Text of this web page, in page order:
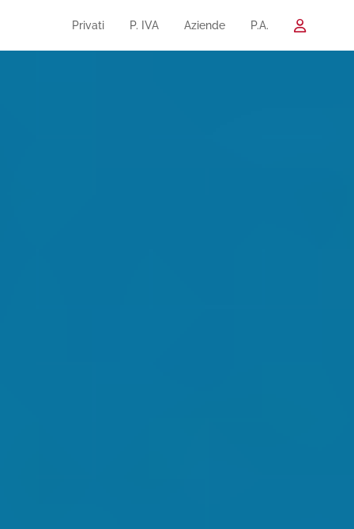
Privati P. IVA Aziende P.A.